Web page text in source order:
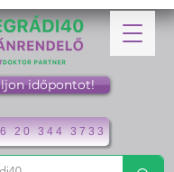
20 344 3733
időpontot!